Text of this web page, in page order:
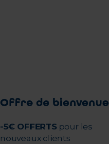
Offre de bienvenue
-5€ OFFERTSpour les
nouveaux clients